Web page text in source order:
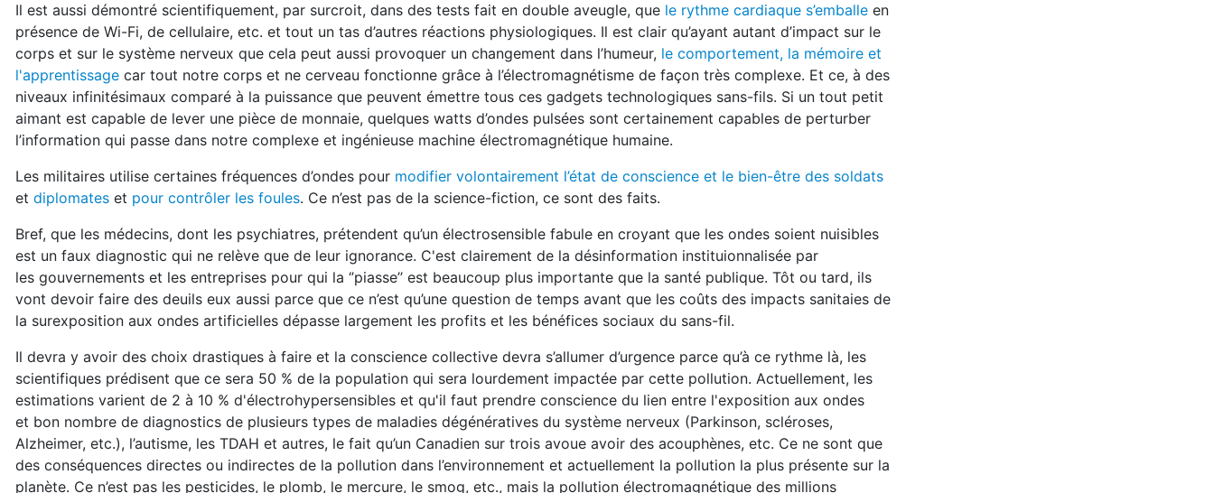
Il est aussi démontré scientifiquement, par surcroit, dans des tests fait en double aveugle, que le rythme cardiaque s’emballe en
présence de Wi-Fi, de cellulaire, etc. et tout un tas d’autres réactions physiologiques. Il est clair qu’ayant autant d’impact sur le
corps et sur le système nerveux que cela peut aussi provoquer un changement dans l’humeur, le comportement, la mémoire et
l'apprentissage car tout notre corps et ne cerveau fonctionne grâce à l’électromagnétisme de façon très complexe. Et ce, à des
niveaux infinitésimaux comparé à la puissance que peuvent émettre tous ces gadgets technologiques sans-fils. Si un tout petit
aimant est capable de lever une pièce de monnaie, quelques watts d’ondes pulsées sont certainement capables de perturber
l’information qui passe dans notre complexe et ingénieuse machine électromagnétique humaine.
Les militaires utilise certaines fréquences d’ondes pour modifier volontairement l’état de conscience et le bien-être des soldats
et diplomates et pour contrôler les foules. Ce n’est pas de la science-fiction, ce sont des faits.
Bref, que les médecins, dont les psychiatres, prétendent qu’un électrosensible fabule en croyant que les ondes soient nuisibles
est un faux diagnostic qui ne relève que de leur ignorance. C'est clairement de la désinformation instituionnalisée par
les gouvernements et les entreprises pour qui la ‘’piasse’’ est beaucoup plus importante que la santé publique. Tôt ou tard, ils
vont devoir faire des deuils eux aussi parce que ce n’est qu’une question de temps avant que les coûts des impacts sanitaies de
la surexposition aux ondes artificielles dépasse largement les profits et les bénéfices sociaux du sans-fil.
Il devra y avoir des choix drastiques à faire et la conscience collective devra s’allumer d’urgence parce qu’à ce rythme là, les
scientifiques prédisent que ce sera 50 % de la population qui sera lourdement impactée par cette pollution. Actuellement, les
estimations varient de 2 à 10 % d'électrohypersensibles et qu'il faut prendre conscience du lien entre l'exposition aux ondes
et bon nombre de diagnostics de plusieurs types de maladies dégénératives du système nerveux (Parkinson, scléroses,
Alzheimer, etc.), l’autisme, les TDAH et autres, le fait qu’un Canadien sur trois avoue avoir des acouphènes, etc. Ce ne sont que
des conséquences directes ou indirectes de la pollution dans l’environnement et actuellement la pollution la plus présente sur la
planète. Ce n’est pas les pesticides, le plomb, le mercure, le smog, etc., mais la pollution électromagnétique des millions